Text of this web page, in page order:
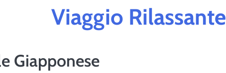
Viaggio Rilassante
Giapponese